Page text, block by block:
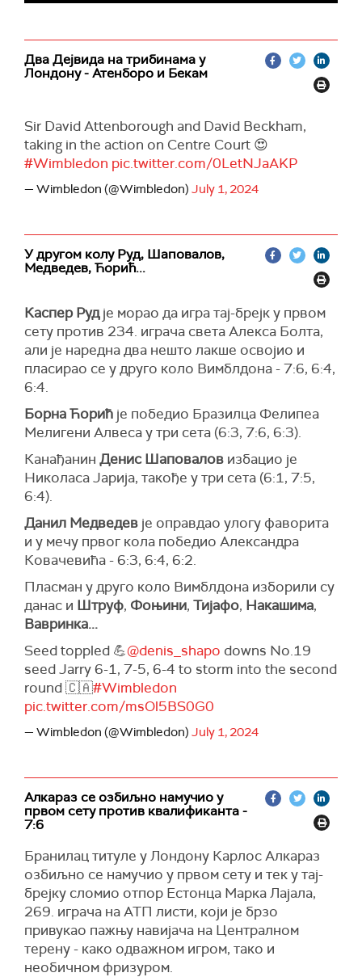
Два Дејвида на трибинама у
Лондону - Атенборо и Бекам
Sir David Attenborough and David Beckham,
taking in the action on Centre Court 😍
#Wimbledon pic.twitter.com/0LetNJaAKP
— Wimbledon (@Wimbledon) July 1, 2024
У другом колу Руд, Шаповалов,
Медведев, Ћорић...
Каспер Рудје морао да игра тај-брејк у првом
сету против 234. играча света Алекса Болта,
али је наредна два нешто лакше освојио и
пласирао се у друго коло Вимблдона - 7:6, 6:4,
6:4.
Борна Ћорић је победио Бразилца Фелипеа
Мелигени Алвеса у три сета (6:3, 7:6, 6:3).
Канађанин Денис Шаповалов избацио је
Николаса Јарија, такође у три сета (6:1, 7:5,
6:4).
Данил Медведев je оправдао улогу фаворита
и у мечу првог кола победио Александра
Ковачевића - 6:3, 6:4, 6:2.
Пласман у друго коло Вимблдона изборили су
данас и Штруф, Фоњини, Тијафо, Накашима,
Вавринка...
Seed toppled 💪@denis_shapo downs No.19
seed Jarry 6-1, 7-5, 6-4 to storm into the second
round 🇨🇦#Wimbledon
pic.twitter.com/msOl5BS0G0
— Wimbledon (@Wimbledon) July 1, 2024
Алкараз се озбиљно намучио у
првом сету против квалификанта -
7:6
Бранилац титуле у Лондону Карлос Алкараз
озбиљно се намучио у првом сету и тек у тај-
брејку сломио отпор Естонца Марка Лајала,
269. играча на АТП листи, који је брзо
привукао пажњу навијача на Централном
терену - како одважном игром, тако и
необичном фризуром.